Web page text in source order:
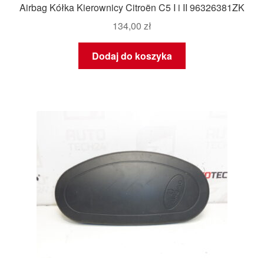
Airbag Kółka Kierownicy Citroën C5 I i II 96326381ZK
134,00 zł
Dodaj do koszyka